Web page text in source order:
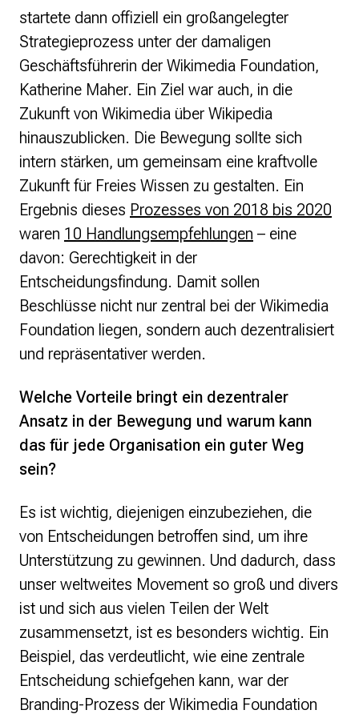
startete dann offiziell ein großangelegter
Strategieprozess unter der damaligen
Geschäftsführerin der Wikimedia Foundation,
Katherine Maher. Ein Ziel war auch, in die
Zukunft von Wikimedia über Wikipedia
hinauszublicken. Die Bewegung sollte sich
intern stärken, um gemeinsam eine kraftvolle
Zukunft für Freies Wissen zu gestalten. Ein
Ergebnis dieses Prozesses von 2018 bis 2020
waren 10 Handlungsempfehlungen – eine
davon: Gerechtigkeit in der
Entscheidungsfindung. Damit sollen
Beschlüsse nicht nur zentral bei der Wikimedia
Foundation liegen, sondern auch dezentralisiert
und repräsentativer werden.
Welche Vorteile bringt ein dezentraler
Ansatz in der Bewegung und warum kann
das für jede Organisation ein guter Weg
sein?
Es ist wichtig, diejenigen einzubeziehen, die
von Entscheidungen betroffen sind, um ihre
Unterstützung zu gewinnen. Und dadurch, dass
unser weltweites Movement so groß und divers
ist und sich aus vielen Teilen der Welt
zusammensetzt, ist es besonders wichtig. Ein
Beispiel, das verdeutlicht, wie eine zentrale
Entscheidung schiefgehen kann, war der
Branding-Prozess der Wikimedia Foundation